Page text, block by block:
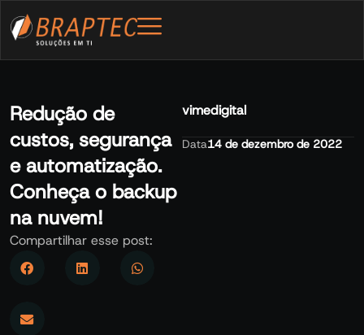
Redução de
custos, segurança
e automatização.
Conheça o backup
na nuvem!
Compartilhar esse post:
vimedigital
Data14 de dezembro de 2022